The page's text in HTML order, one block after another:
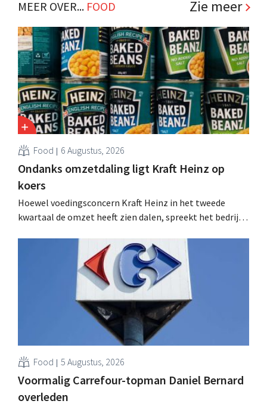
MEER OVER... FOOD Zie meer
Food 6 Augustus, 2026
Ondanks omzetdaling ligt Kraft Heinz op
koers
Hoewel voedingsconcern Kraft Heinz in het tweede
kwartaal de omzet heeft zien dalen, spreekt het bedrijf
multinational verhoogt de investeringen en de
vooruitzichten.
Food 5 Augustus, 2026
Voormalig Carrefour-topman Daniel Bernard
overleden